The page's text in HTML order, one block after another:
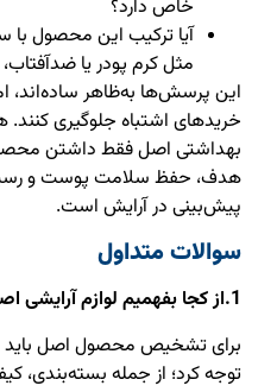
خاص دارد؟
آیا ترکیب این محصول با
مثل کرم پودر یا
این پرسش‌ها به‌ظاهر ساده‌اند،
خریدهای اشتباه جلوگیری کنند.
بهداشتی اصل فقط داشتن
هدف، حفظ سلامت پوست و
پیش‌بینی در آرایش است.
سوالات متداول
1.از کجا بفهمیم لوازم آرایشی اصل است؟
برای تشخیص محصول اصل باید
توجه کرد؛ از جمله بسته‌بندی،